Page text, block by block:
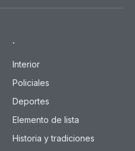
(Twitter)
.
Interior
Policiales
Deportes
Elemento de lista
Historia y tradiciones